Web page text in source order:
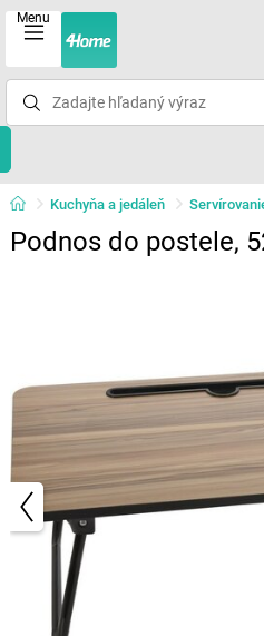
Menu
Kuchyňa a jedáleň
Podnos do postele,